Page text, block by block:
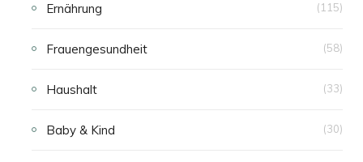
Ernährung (115)
Frauengesundheit (58)
Haushalt (33)
Baby & Kind (30)